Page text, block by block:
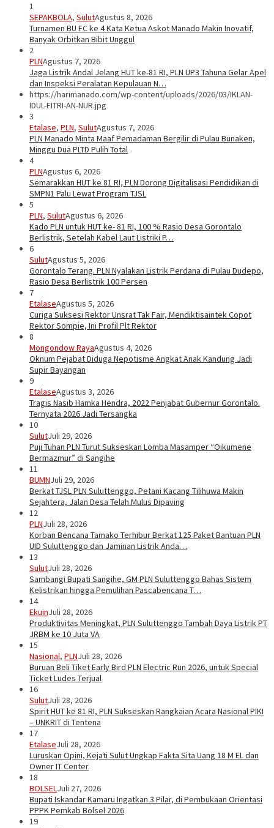
1
SEPAKBOLA, SulutAgustus 8, 2026
Turnamen BU FC ke 4 Kata Ketua Askot Manado Makin Inovatif,
Banyak Orbitkan Bibit Unggul
2
PLNAgustus 7, 2026
Jaga Listrik Andal Jelang HUT ke-81 RI, PLN UP3 Tahuna Gelar Apel
dan Inspeksi Peralatan Kepulauan N…
https://harimanado.com/wp-content/uploads/2026/03/IKLAN-
IDUL-FITRI-AN-NUR.jpg
3
Etalase, PLN, SulutAgustus 7, 2026
PLN Manado Minta Maaf Pemadaman Bergilir di Pulau Bunaken,
Minggu Dua PLTD Pulih Total
4
PLNAgustus 6, 2026
Semarakkan HUT ke 81 RI, PLN Dorong Digitalisasi Pendidikan di
SMPN1 Palu Lewat Program TJSL
5
PLN, SulutAgustus 6, 2026
Kado PLN untuk HUT ke- 81 RI, 100 % Rasio Desa Gorontalo
Berlistrik, Setelah Kabel Laut Listriki P…
6
SulutAgustus 5, 2026
Gorontalo Terang. PLN Nyalakan Listrik Perdana di Pulau Dudepo,
Rasio Desa Berlistrik 100 Persen
7
EtalaseAgustus 5, 2026
Curiga Suksesi Rektor Unsrat Tak Fair, Mendiktisaintek Copot
Rektor Sompie, Ini Profil Plt Rektor
8
Mongondow RayaAgustus 4, 2026
Oknum Pejabat Diduga Nepotisme Angkat Anak Kandung Jadi
Supir Bayangan
9
EtalaseAgustus 3, 2026
Tragis Nasib Hamka Hendra, 2022 Penjabat Gubernur Gorontalo.
Ternyata 2026 Jadi Tersangka
10
SulutJuli 29, 2026
Puji Tuhan PLN Turut Sukseskan Lomba Masamper “Oikumene
Bermazmur” di Sangihe
11
BUMNJuli 29, 2026
Berkat TJSL PLN Suluttenggo, Petani Kacang Tilihuwa Makin
Sejahtera, Jalan Desa Telah Mulus Dipaving
12
PLNJuli 28, 2026
Korban Bencana Tamako Terhibur Berkat 125 Paket Bantuan PLN
UID Suluttenggo dan Jaminan Listrik Anda…
13
SulutJuli 28, 2026
Sambangi Bupati Sangihe, GM PLN Suluttenggo Bahas Sistem
Kelistrikan hingga Pemulihan Pascabencana T…
14
EkuinJuli 28, 2026
Produktivitas Meningkat, PLN Suluttenggo Tambah Daya Listrik PT
JRBM ke 10 Juta VA
15
Nasional, PLNJuli 28, 2026
Buruan Beli Tiket Early Bird PLN Electric Run 2026, untuk Special
Ticket Ludes Terjual
16
SulutJuli 28, 2026
Spirit HUT ke 81 RI, PLN Sukseskan Rangkaian Acara Nasional PIKI
– UNKRIT di Tentena
17
EtalaseJuli 28, 2026
Luruskan Opini, Kejati Sulut Ungkap Fakta Sita Uang 18 M EL dan
Owner IT Center
18
BOLSELJuli 27, 2026
Bupati Iskandar Kamaru Ingatkan 3 Pilar, di Pembukaan Orientasi
PPPK Pemkab Bolsel 2026
19